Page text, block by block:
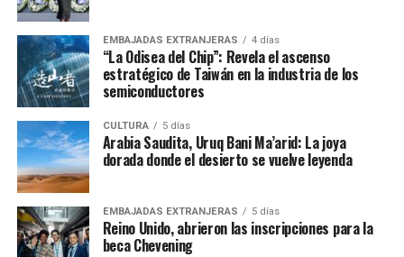
EMBAJADAS EXTRANJERAS 4 días
“La Odisea del Chip”: Revela el ascenso
estratégico de Taiwán en la industria de los
semiconductores
CULTURA 5 días
Arabia Saudita, Uruq Bani Ma’arid: La joya
dorada donde el desierto se vuelve leyenda
EMBAJADAS EXTRANJERAS 5 días
Reino Unido, abrieron las inscripciones para la
beca Chevening